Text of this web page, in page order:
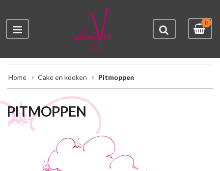
0
Home Cake en koeken Pitmoppen
PITMOPPEN